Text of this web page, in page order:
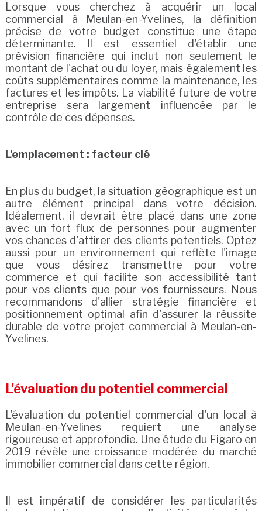
Lorsque vous cherchez à acquérir un local
commercial à Meulan-en-Yvelines, la définition
précise de votre budget constitue une étape
déterminante. Il est essentiel d'établir une
prévision financière qui inclut non seulement le
montant de l'achat ou du loyer, mais également les
coûts supplémentaires comme la maintenance, les
factures et les impôts. La viabilité future de votre
entreprise sera largement influencée par le
contrôle de ces dépenses.
L'emplacement : facteur clé
En plus du budget, la situation géographique est un
autre élément principal dans votre décision.
Idéalement, il devrait être placé dans une zone
avec un fort flux de personnes pour augmenter
vos chances d'attirer des clients potentiels. Optez
aussi pour un environnement qui reflète l'image
que vous désirez transmettre pour votre
commerce et qui facilite son accessibilité tant
pour vos clients que pour vos fournisseurs. Nous
recommandons d'allier stratégie financière et
positionnement optimal afin d'assurer la réussite
durable de votre projet commercial à Meulan-en-
Yvelines.
L'évaluation du potentiel commercial
L'évaluation du potentiel commercial d'un local à
Meulan-en-Yvelines requiert une analyse
rigoureuse et approfondie. Une étude du Figaro en
2019 révèle une croissance modérée du marché
immobilier commercial dans cette région.
Il est impératif de considérer les particularités